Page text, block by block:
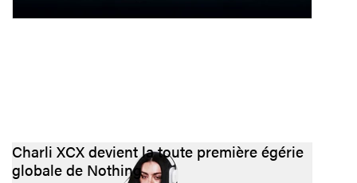
Charli XCX devient la toute première égérie
globale de Nothing